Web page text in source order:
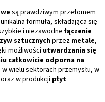
są prawdziwym przełomem
formuła, składająca się
i niezawodnełączenie
sztucznychprzez metale,
możliwości utwardzania się
całkowicie odporna na
wielu sektorach przemysłu, w
oraz w produkcji płyt